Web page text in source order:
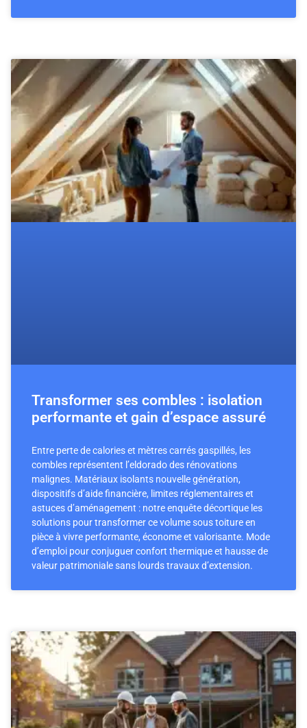
Transformer ses combles : isolation
performante et gain d’espace assuré
Entre perte de calories et mètres carrés gaspillés, les
combles représentent l’eldorado des rénovations
malignes. Matériaux isolants nouvelle génération,
dispositifs d’aide financière, limites réglementaires et
astuces d’aménagement : notre enquête décortique les
solutions pour transformer ce volume sous toiture en
pièce à vivre performante, économe et valorisante. Mode
d’emploi pour conjuguer confort thermique et hausse de
valeur patrimoniale sans lourds travaux d’extension.